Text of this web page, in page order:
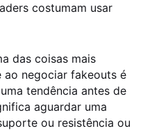
costumam usar
das coisas mais
negociar fakeouts é
tendência antes de
aguardar uma
ou resistência ou